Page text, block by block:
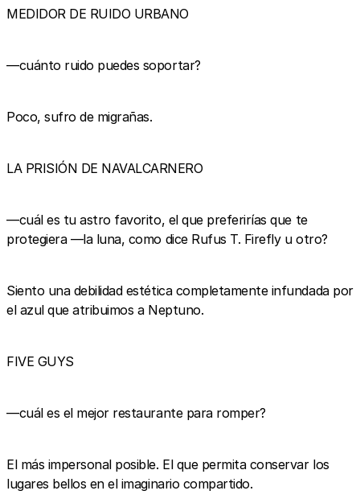
MEDIDOR DE RUIDO URBANO
—cuánto ruido puedes soportar?
Poco, sufro de migrañas.
LA PRISIÓN DE NAVALCARNERO
—cuál es tu astro favorito, el que preferirías que te
protegiera —la luna, como dice Rufus T. Firefly u otro?
Siento una debilidad estética completamente infundada por
el azul que atribuimos a Neptuno.
FIVE GUYS
—cuál es el mejor restaurante para romper?
El más impersonal posible. El que permita conservar los
lugares bellos en el imaginario compartido.